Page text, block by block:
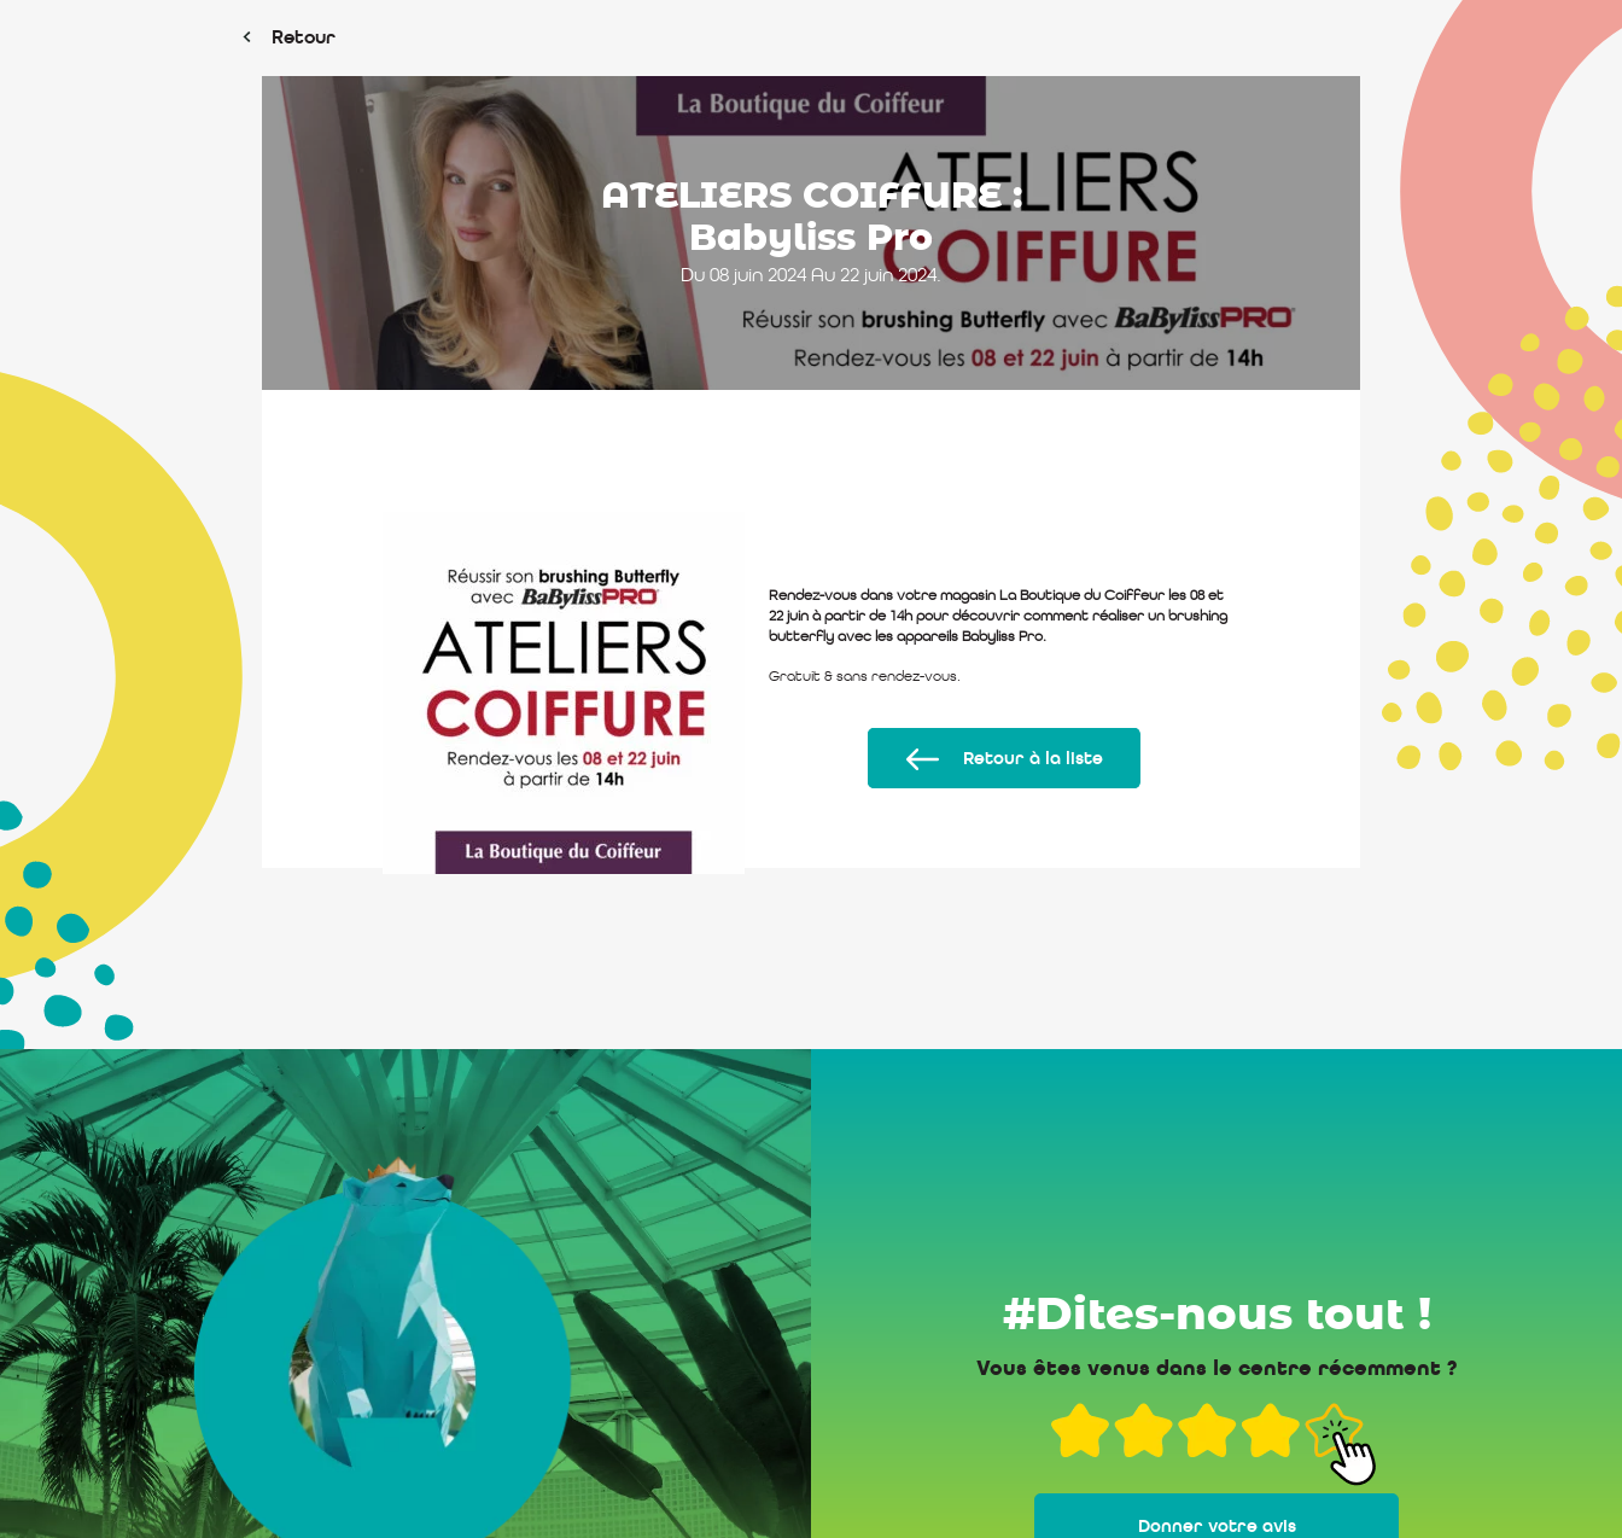
Retour
ATELIERS COIFFURE :
Babyliss Pro
Du 08 juin 2024 Au 22 juin 2024.
Rendez-vous dans votre magasin La Boutique du Coiffeur les 08 et
22 juin à partir de 14h pour découvrir comment réaliser un brushing
butterfly avec les appareils Babyliss Pro.
Gratuit & sans rendez-vous.
Retour à la liste
#Dites-nous tout !
Vous êtes venus dans le centre récemment ?
Donner votre avis